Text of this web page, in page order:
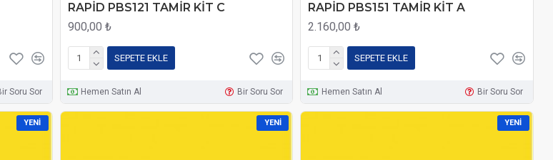
Soru Sor
RAPİD PBS121 TAMİR KİT C
900,00 ₺
SEPETE EKLE
Hemen Satın Al Bir Soru Sor
RAPİD PBS151 TAMİR KİT A
2.160,00 ₺
SEPETE EKLE
Hemen Satın Al Bir Soru Sor
YENI YENI YENI